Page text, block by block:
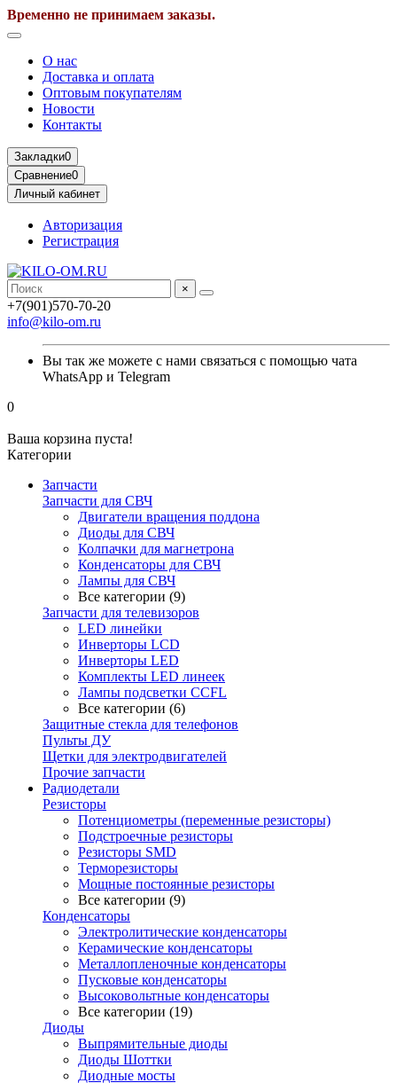
Временно не принимаем заказы.
О нас
Доставка и оплата
Оптовым покупателям
Новости
Контакты
Закладки0
Сравнение0
Личный кабинет
Авторизация
Регистрация
×
+7(901)570-70-20
info@kilo-om.ru
Вы так же можете с нами связаться с помощью чата
WhatsApp и Telegram
0
Ваша корзина пуста!
Категории
Запчасти
Запчасти для СВЧ
Двигатели вращения поддона
Диоды для СВЧ
Колпачки для магнетрона
Конденсаторы для СВЧ
Лампы для СВЧ
Все категории (9)
Запчасти для телевизоров
LED линейки
Инверторы LCD
Инверторы LED
Комплекты LED линеек
Лампы подсветки CCFL
Все категории (6)
Защитные стекла для телефонов
Пульты ДУ
Щетки для электродвигателей
Прочие запчасти
Радиодетали
Резисторы
Потенциометры (переменные резисторы)
Подстроечные резисторы
Резисторы SMD
Терморезисторы
Мощные постоянные резисторы
Все категории (9)
Конденсаторы
Электролитические конденсаторы
Керамические конденсаторы
Металлопленочные конденсаторы
Пусковые конденсаторы
Высоковольтные конденсаторы
Все категории (19)
Диоды
Выпрямительные диоды
Диоды Шоттки
Диодные мосты